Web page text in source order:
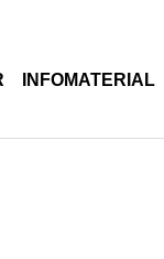
INFOMATERIAL